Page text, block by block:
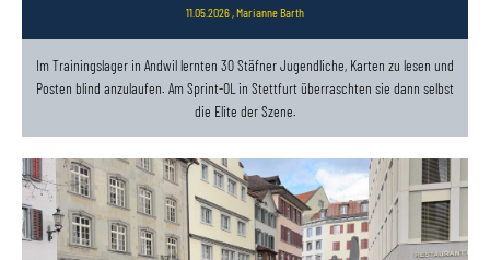
11.05.2026 , Marianne Barth
Im Trainingslager in Andwil lernten 30 Stäfner Jugendliche, Karten zu lesen und
Posten blind anzulaufen. Am Sprint-OL in Stettfurt überraschten sie dann selbst
die Elite der Szene.